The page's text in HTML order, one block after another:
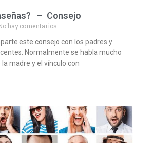
– Consejo
hay comentarios
este consejo con los padres y
Normalmente se habla mucho
madre y el vínculo con